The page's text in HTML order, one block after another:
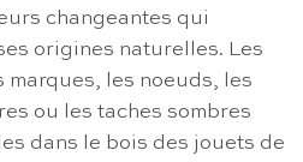
changeantes qui
origines naturelles. Les
les noeuds, les
ou les taches sombres
dans le bois des jouets de